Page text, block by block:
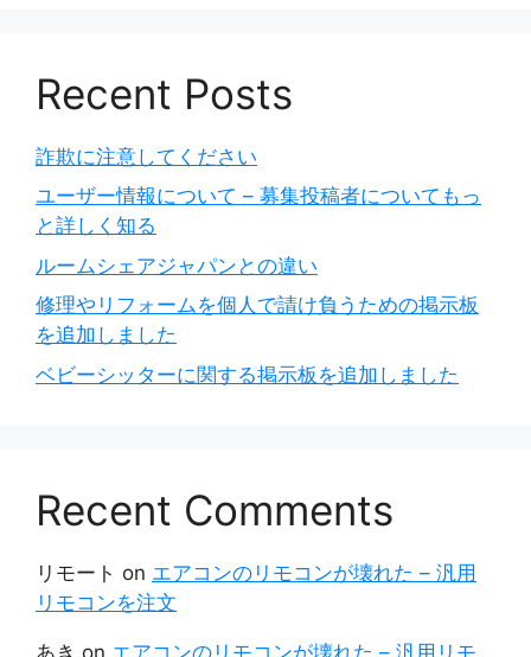
Recent Posts
詐欺に注意してください
ユーザー情報について – 募集投稿者についてもっ
と詳しく知る
ルームシェアジャパンとの違い
修理やリフォームを個人で請け負うための掲示板
を追加しました
ベビーシッターに関する掲示板を追加しました
Recent Comments
リモート on エアコンのリモコンが壊れた – 汎用
リモコンを注文
あき on エアコンのリモコンが壊れた – 汎用リモ